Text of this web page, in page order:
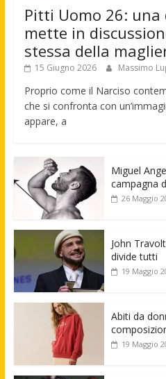
Pitti Uomo 26: una
mette in
stessa della
15 Giugno 2026 Massimo
Proprio come il Narciso
che si confronta con
appare, a
Miguel
campagna
26 Maggio
John
divide tutti
19 Maggio
Abiti da
19 Maggio